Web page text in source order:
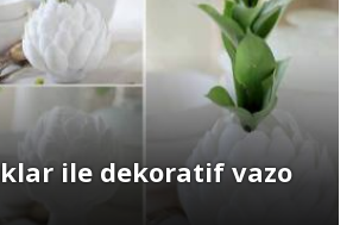
ile dekoratif vazo